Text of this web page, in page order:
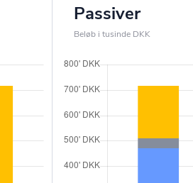
Passiver
Beløb i tusinde DKK